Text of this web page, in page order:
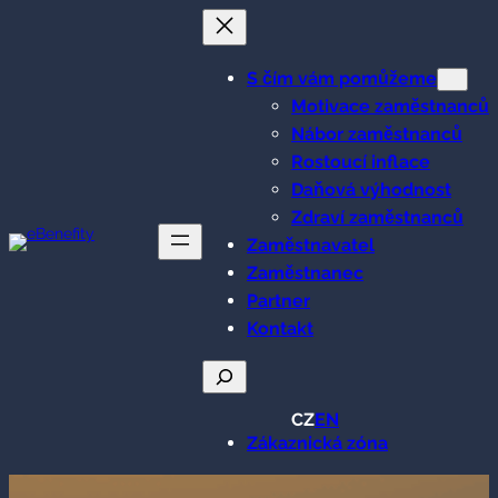
S čím vám pomůžeme
Motivace zaměstnanců
Nábor zaměstnanců
Rostoucí inflace
Daňová výhodnost
Zdraví zaměstnanců
Zaměstnavatel
Zaměstnanec
Partner
Kontakt
Hledat
CZEN
Zákaznická zóna